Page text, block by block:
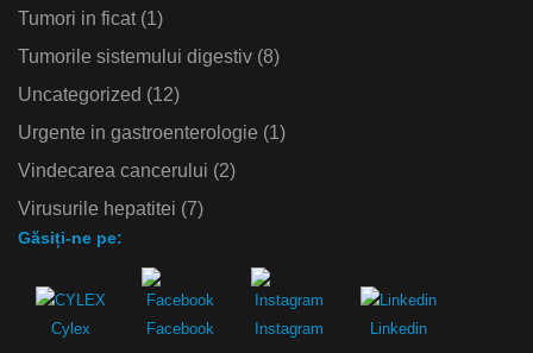
Tumori in ficat(1)
Tumorile sistemului digestiv (8)
Uncategorized (12)
Urgente in gastroenterologie (1)
Vindecarea cancerului (2)
Virusurile hepatitei (7)
Găsiți-ne pe:
Cylex Facebook Instagram Linkedin